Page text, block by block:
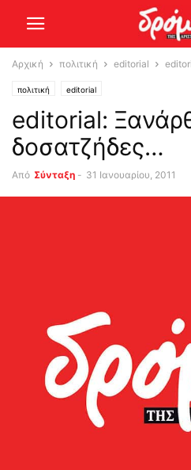
Αρχική πολιτική editorial
πολιτική editorial
editorial:
δοσατζήδες…
Από Σύνταξη - 31 Ιανουαρίου, 2011